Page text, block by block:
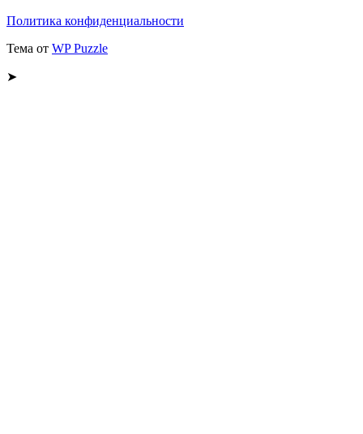
Политика конфиденциальности
Тема от WP Puzzle
➤